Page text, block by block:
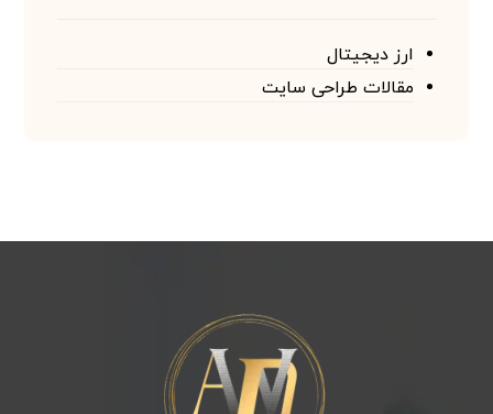
ارز دیجیتال
مقالات طراحی سایت